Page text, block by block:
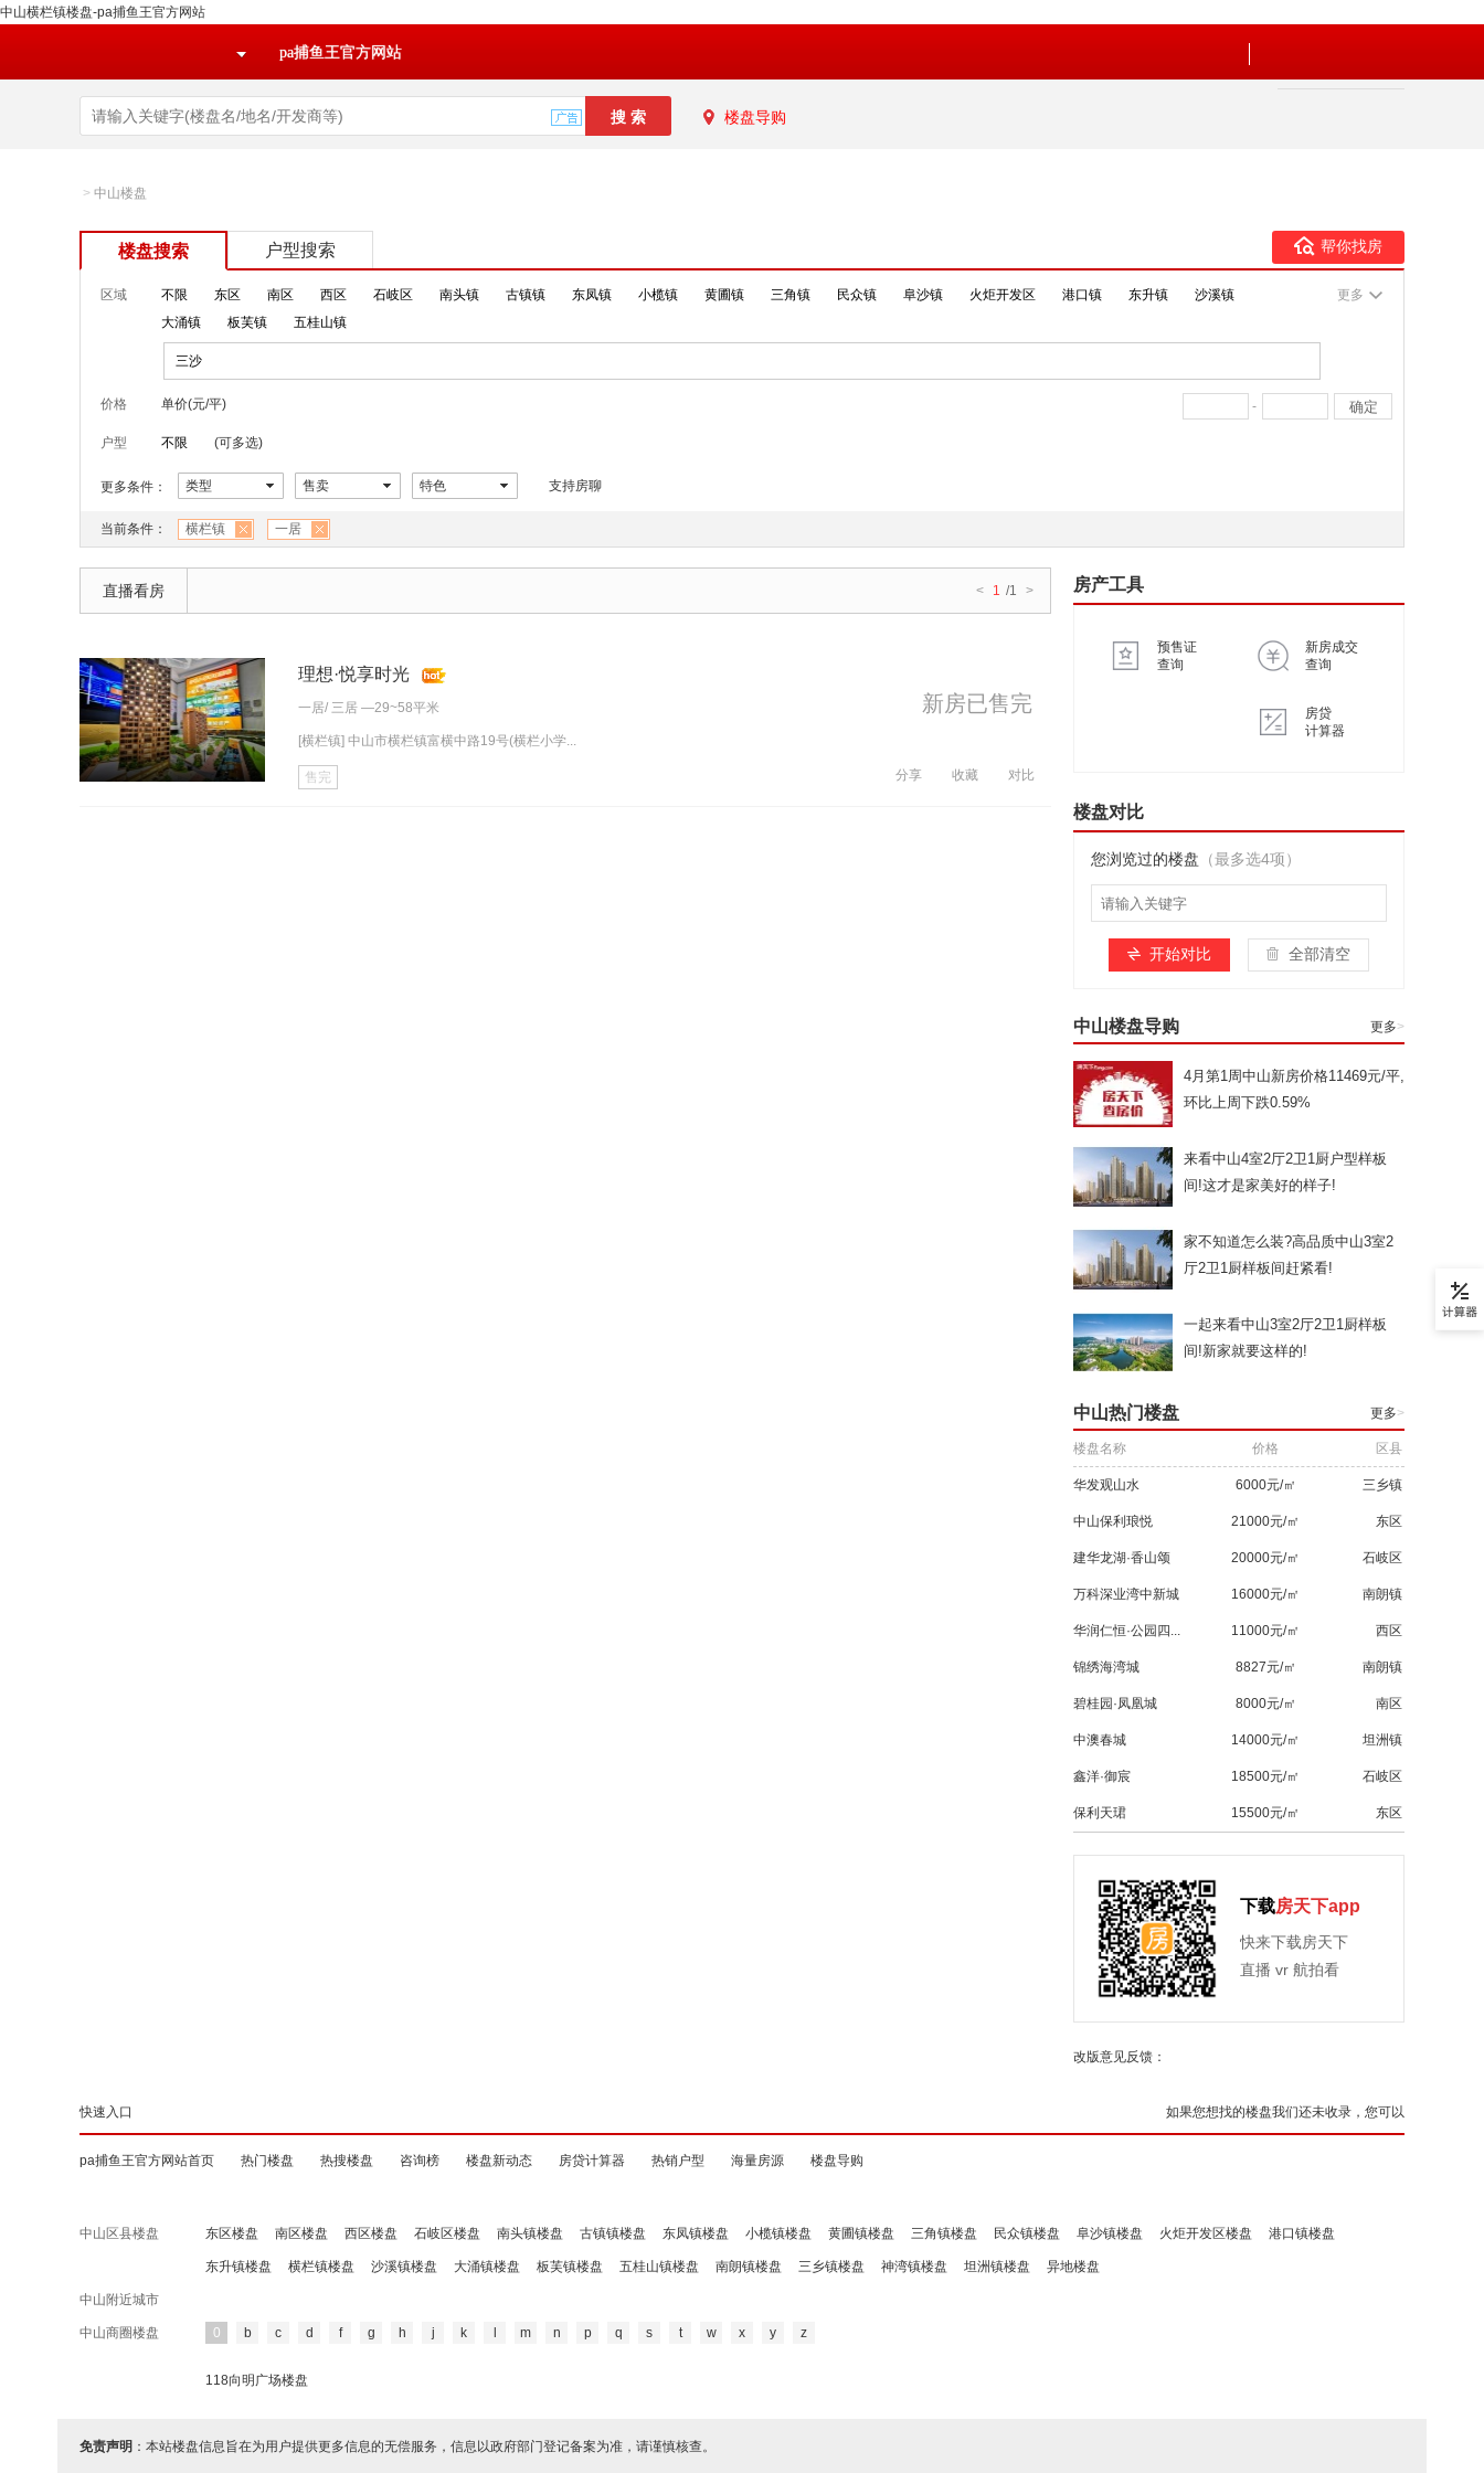
中山横栏镇楼盘-pa捕鱼王官方网站
pa捕鱼王官方网站
楼盘导购
> 中山楼盘
楼盘搜索 户型搜索 帮你找房
区域 不限 东区 南区 西区 石岐区 南头镇 古镇镇 东凤镇 小榄镇 黄圃镇 三角镇 民众镇 阜沙镇 火炬开发区 港口镇 东升镇
沙溪镇
大涌镇
板芙镇 五桂山镇
更多
三沙
价格 单价(元/平) -
户型 不限 (可多选)
更多条件： 类型 售卖 特色 支持房聊
当前条件： 横栏镇 一居
直播看房 < 1 /1 >
理想·悦享时光
一居/ 三居 —29~58平米
[横栏镇] 中山市横栏镇富横中路19号(横栏小学...
售完
新房已售完
分享 收藏 对比
房产工具
预售证
查询
新房成交
查询
房贷
计算器
楼盘对比
您浏览过的楼盘 （最多选4项）
开始对比 全部清空
中山楼盘导购 更多>
4月第1周中山新房价格11469元/平,
环比上周下跌0.59%
来看中山4室2厅2卫1厨户型样板
间!这才是家美好的样子!
家不知道怎么装?高品质中山3室2
厅2卫1厨样板间赶紧看!
一起来看中山3室2厅2卫1厨样板
间!新家就要这样的!
中山热门楼盘 更多>
楼盘名称 价格 区县
华发观山水 6000元/㎡ 三乡镇
中山保利琅悦 21000元/㎡ 东区
建华龙湖·香山颂 20000元/㎡ 石岐区
万科深业湾中新城 16000元/㎡ 南朗镇
华润仁恒·公园四... 11000元/㎡ 西区
锦绣海湾城 8827元/㎡ 南朗镇
碧桂园·凤凰城 8000元/㎡ 南区
中澳春城 14000元/㎡ 坦洲镇
鑫洋·御宸 18500元/㎡ 石岐区
保利天珺 15500元/㎡ 东区
下载房天下app
快来下载房天下
直播 vr 航拍看
改版意见反馈：
如果您想找的楼盘我们还未收录，您可以
快速入口
pa捕鱼王官方网站首页 热门楼盘 热搜楼盘 咨询榜 楼盘新动态 房贷计算器 热销户型 海量房源 楼盘导购
中山区县楼盘 东区楼盘 南区楼盘 西区楼盘 石岐区楼盘 南头镇楼盘 古镇镇楼盘 东凤镇楼盘 小榄镇楼盘 黄圃镇楼盘 三角镇楼盘 民众镇楼盘 阜沙镇楼盘 火炬开发区楼盘 港口镇楼盘
东升镇楼盘 横栏镇楼盘 沙溪镇楼盘 大涌镇楼盘 板芙镇楼盘 五桂山镇楼盘 南朗镇楼盘 三乡镇楼盘 神湾镇楼盘 坦洲镇楼盘 异地楼盘
中山附近城市
中山商圈楼盘 0 b c d f g h j k m n p q s t w x y z
118向明广场楼盘
免责声明 ：本站楼盘信息旨在为用户提供更多信息的无偿服务，信息以政府部门登记备案为准，请谨慎核查。